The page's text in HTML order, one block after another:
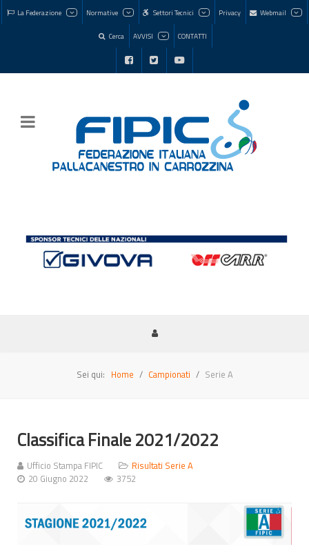
La Federazione Normative Settori Tecnici Privacy Webmail
Cerca AVVISI CONTATTI
Sei qui: Home Campionati Serie A
Classifica Finale 2021/2022
Ufficio Stampa FIPIC
Risultati Serie A
20 Giugno 2022
3752